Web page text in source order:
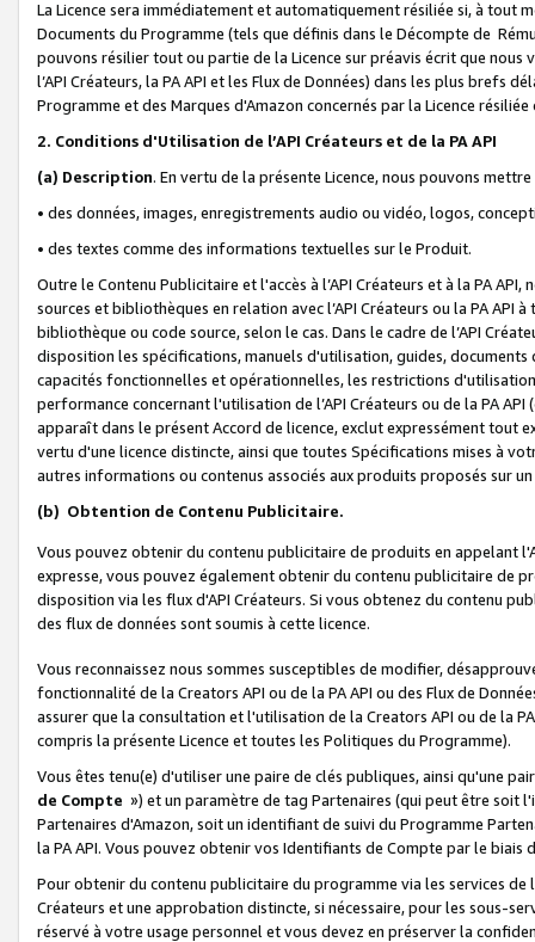
La Licence sera immédiatement et automatiquement résiliée si, à
Documents du Programme (tels que définis dans le Décompte de
pouvons résilier tout ou partie de la Licence sur préavis écrit que
l’API Créateurs, la PA API et les Flux de Données) dans les plus
Programme et des Marques d'Amazon concernés par la Licence
2. Conditions d'Utilisation de l’API Créateurs et de la PA API
(a) Description. En vertu de la présente Licence, nous pouvons
• des données, images, enregistrements audio ou vidéo, logos,
• des textes comme des informations textuelles sur le Produit.
Outre le Contenu Publicitaire et l'accès à l’API Créateurs et à la PA
sources et bibliothèques en relation avec l’API Créateurs ou la PA
bibliothèque ou code source, selon le cas. Dans le cadre de l’API
disposition les spécifications, manuels d'utilisation, guides,
capacités fonctionnelles et opérationnelles, les restrictions
performance concernant l'utilisation de l’API Créateurs ou de la PA
apparaît dans le présent Accord de licence, exclut expressément tout
vertu d'une licence distincte, ainsi que toutes Spécifications mises à
autres informations ou contenus associés aux produits proposés sur
(b) Obtention de Contenu Publicitaire.
Vous pouvez obtenir du contenu publicitaire de produits en appelant
expresse, vous pouvez également obtenir du contenu publicitaire de
disposition via les flux d'API Créateurs. Si vous obtenez du contenu
des flux de données sont soumis à cette licence.
Vous reconnaissez nous sommes susceptibles de modifier,
fonctionnalité de la Creators API ou de la PA API ou des Flux de
assurer que la consultation et l'utilisation de la Creators API ou de la
compris la présente Licence et toutes les Politiques du Programme).
Vous êtes tenu(e) d'utiliser une paire de clés publiques, ainsi qu'une
de Compte ») et un paramètre de tag Partenaires (qui peut être soit
Partenaires d'Amazon, soit un identifiant de suivi du Programme
la PA API. Vous pouvez obtenir vos Identifiants de Compte par le biais
Pour obtenir du contenu publicitaire du programme via les services
Créateurs et une approbation distincte, si nécessaire, pour les sous-
réservé à votre usage personnel et vous devez en préserver la